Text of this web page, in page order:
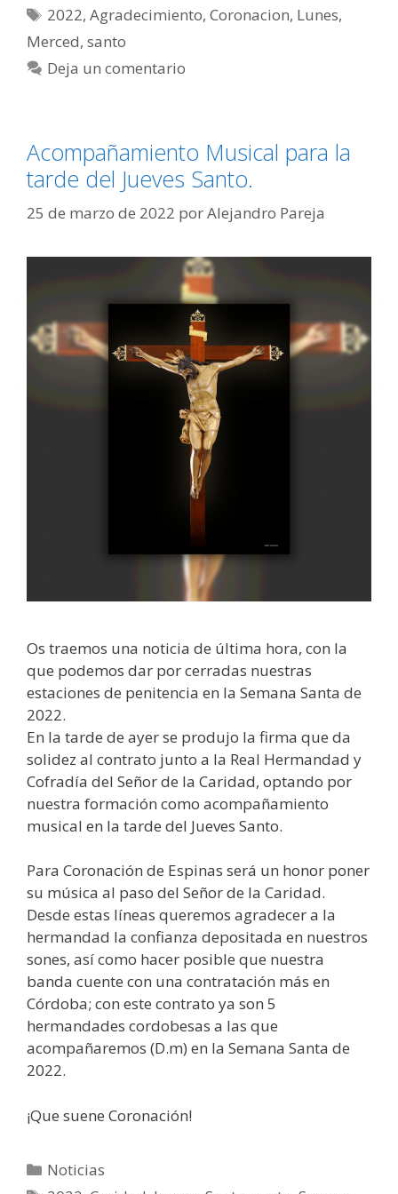
2022,Agradecimiento,Coronacion, Lunes,
Merced, santo
Deja un comentario
Acompañamiento Musical para la
tarde del Jueves Santo.
25 de marzo de 2022 porAlejandro Pareja
Os traemos una noticia de última hora, con la
que podemos dar por cerradas nuestras
estaciones de penitencia en la Semana Santa de
2022.
En la tarde de ayer se produjo la firma que da
solidez al contrato junto a la Real Hermandad y
Cofradía del Señor de la Caridad, optando por
nuestra formación como acompañamiento
musical en la tarde del Jueves Santo.
Para Coronación de Espinas será un honor poner
su música al paso del Señor de la Caridad.
Desde estas líneas queremos agradecer a la
hermandad la confianza depositada en nuestros
sones, así como hacer posible que nuestra
banda cuente con una contratación más en
Córdoba; con este contrato ya son 5
hermandades cordobesas a las que
acompañaremos (D.m) en la Semana Santa de
2022.
¡Que suene Coronación!
Noticias